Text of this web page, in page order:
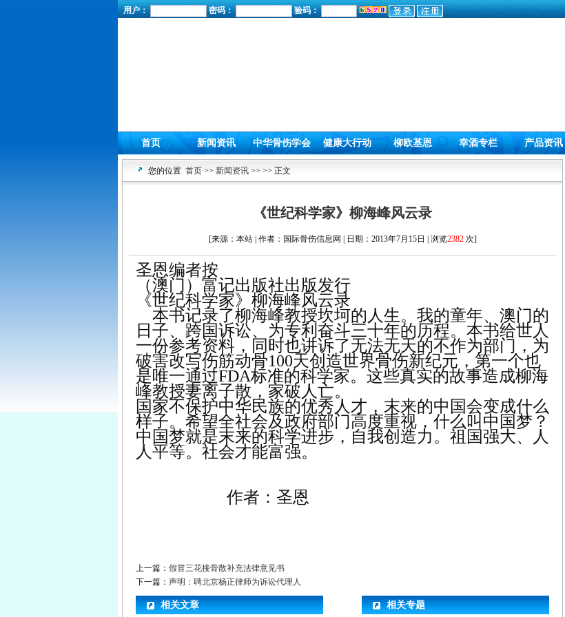
用户： 密码： 验码：
首页 新闻资讯 中华骨伤学会 健康大行动 柳欧基恩 幸酒专栏 产品资讯
您的位置 首页 >> 新闻资讯 >> >> 正文
《世纪科学家》柳海峰风云录
[来源：本站 | 作者：国际骨伤信息网 | 日期：2013年7月15日 | 浏览2382次]
圣恩编者按
（澳门）富记出版社出版发行
《世纪科学家》柳海峰风云录
本书记录了柳海峰教授坎坷的人生。我的童年、澳门的
日子、跨国诉讼、为专利奋斗三十年的历程。本书给世人
一份参考资料，同时也讲诉了无法无天的不作为部门，为
破害改写伤筋动骨100天创造世界骨伤新纪元，第一个也
是唯一通过FDA标准的科学家。这些真实的故事造成柳海
峰教授妻离子散，家破人亡。
国家不保护中华民族的优秀人才，末来的中国会变成什么
样子。希望全社会及政府部门高度重视，什么叫中国梦？
中国梦就是末来的科学进步，自我创造力。祖国强大、人
人平等。社会才能富强。
作者：圣恩
上一篇： 假冒三花接骨散补充法律意见书
下一篇： 声明：聘北京杨正律师为诉讼代理人
相关文章 相关专题